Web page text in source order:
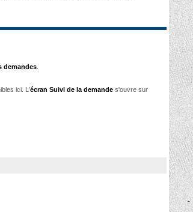
demandes
ici. L'écran Suivi de la demande s'ouvre sur